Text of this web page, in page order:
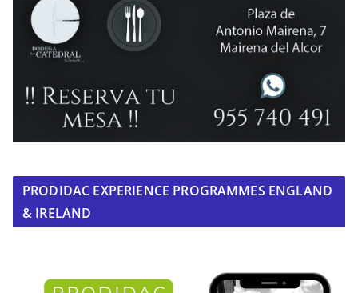
PRODIDAC EXPERIENCE PROGRAMMES ENGLAND
& IRELAND